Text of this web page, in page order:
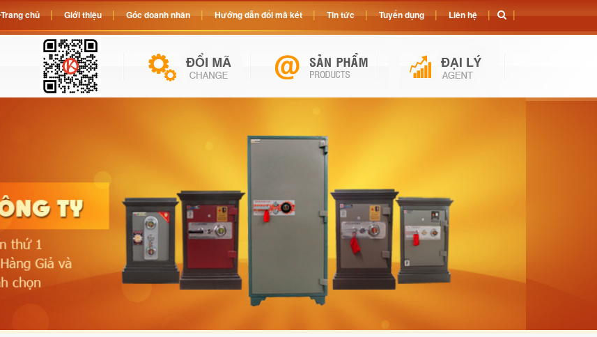
Trang chủ Giới thiệu Góc doanh nhân Hướng dẫn đổi mã két Tin tức Tuyển dụng Liên hệ